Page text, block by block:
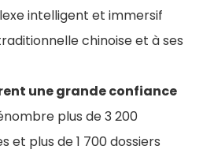
intelligent et immersif
chinoise et à ses
une grande confiance
plus de 3 200
et plus de 1 700 dossiers